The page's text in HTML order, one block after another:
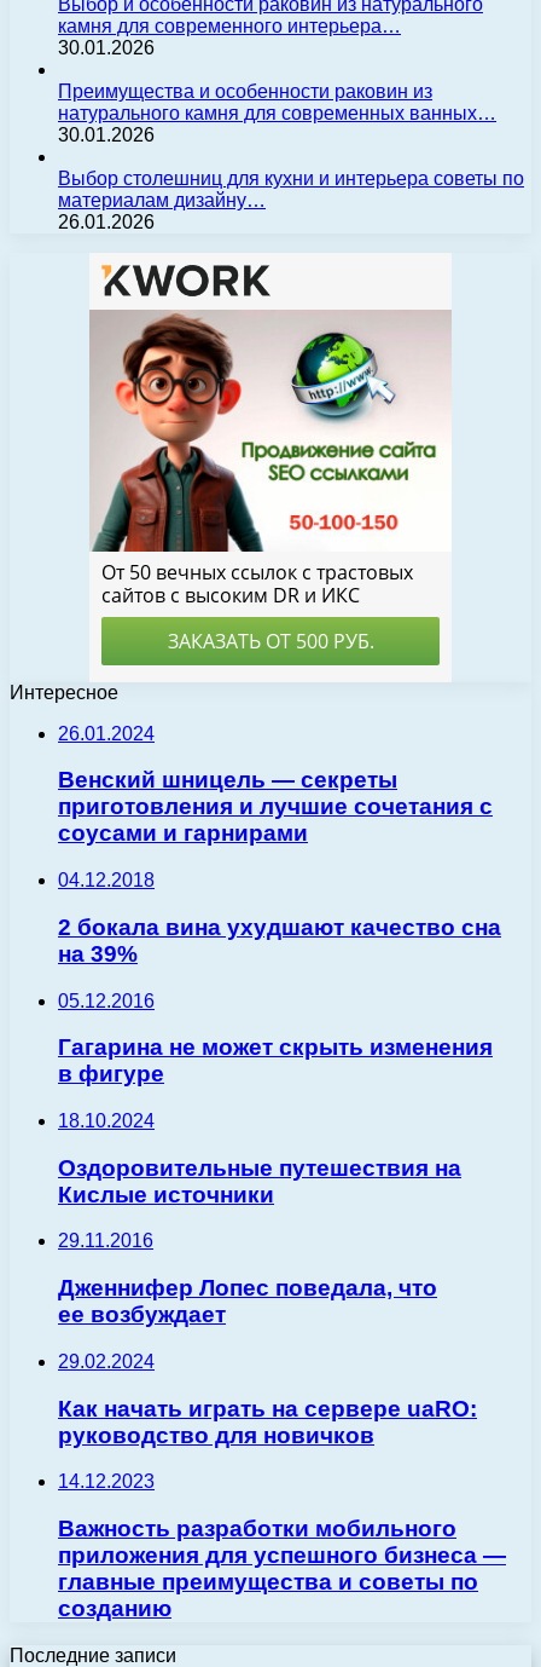
камня для современного интерьера…
30.01.2026
Преимущества и особенности раковин из
натурального камня для современных ванных…
30.01.2026
Выбор столешниц для кухни и интерьера советы по
материалам дизайну…
26.01.2026
Интересное
26.01.2024
Венский шницель — секреты
приготовления и лучшие сочетания с
соусами и гарнирами
04.12.2018
2 бокала вина ухудшают качество сна
на 39%
05.12.2016
Гагарина не может скрыть изменения
в фигуре
18.10.2024
Оздоровительные путешествия на
Кислые источники
29.11.2016
Дженнифер Лопес поведала, что
ее возбуждает
29.02.2024
Как начать играть на сервере uaRO:
руководство для новичков
14.12.2023
Важность разработки мобильного
приложения для успешного бизнеса —
главные преимущества и советы по
созданию
Последние записи